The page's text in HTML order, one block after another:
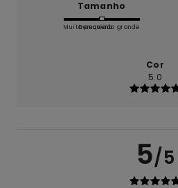
Tamanho
Muito pequeno
Demasiado grande
Cor
5.0
5/5